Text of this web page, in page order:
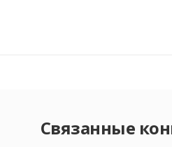
Связанные